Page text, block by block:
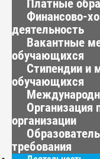
Платные
Финансово-
деятельность
Вакантные
обучающихся
Стипендии и
обучающихся
Организация
организации
требования